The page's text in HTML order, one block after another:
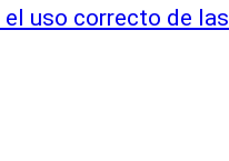
uso correcto de las